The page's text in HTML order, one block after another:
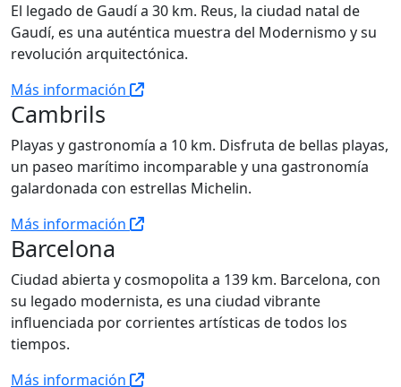
El legado de Gaudí a 30 km. Reus, la ciudad natal de
Gaudí, es una auténtica muestra del Modernismo y su
revolución arquitectónica.
Más información
Cambrils
Playas y gastronomía a 10 km. Disfruta de bellas playas,
un paseo marítimo incomparable y una gastronomía
galardonada con estrellas Michelin.
Más información
Barcelona
Ciudad abierta y cosmopolita a 139 km. Barcelona, con
su legado modernista, es una ciudad vibrante
influenciada por corrientes artísticas de todos los
tiempos.
Más información